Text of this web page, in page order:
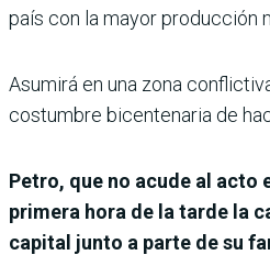
país con la mayor producción
Asumirá en una zona
costumbre bicentenaria de
Petro, que no acude al acto
primera hora de la tarde la
capital junto a parte de su